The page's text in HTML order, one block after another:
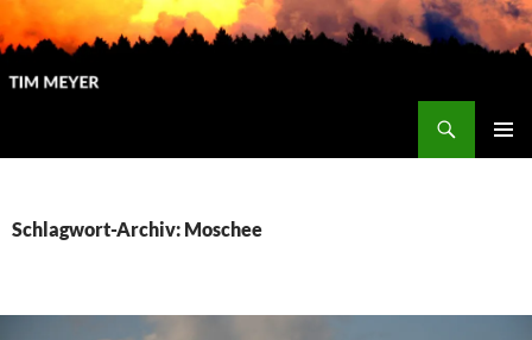
Zum
Inhalt
springen
Schlagwort-Archiv: Moschee